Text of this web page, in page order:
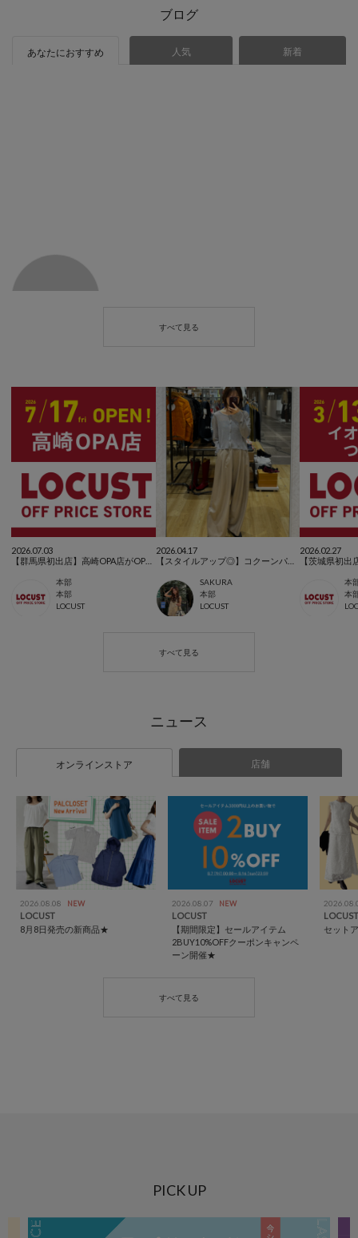
ブログ
あなたにおすすめ 人気 新着
2026.07.03
本部
本部
LOCUST
2026.04.17
【スタイルアップ◎】コクーンパンツ
SAKURA
本部
LOCUST
2026.02.27
本
本
オンラインストア 店舗
2026.08.08 NEW
LOCUST
8月8日発売の新商品★
2026.08.07 NEW
LOCUST
【期間限定】セールアイテム
2BUY10%OFFクーポンキャンペ
ーン開催★
LOCUST
セット
PICK UP